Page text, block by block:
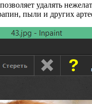
удалять
пыли и других